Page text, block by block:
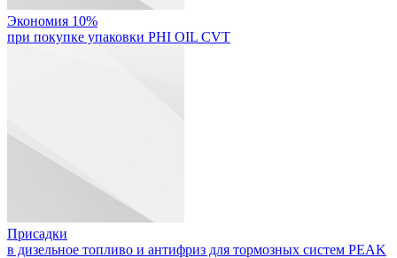
Экономия 10%
при покупке упаковки PHI OIL CVT
Присадки
в дизельное топливо и антифриз для тормозных систем PEAK